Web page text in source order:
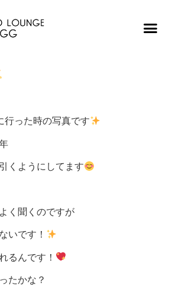
行った時の写真です
くようにしてます
く聞くのですが
いです！
るんです！
たかな？